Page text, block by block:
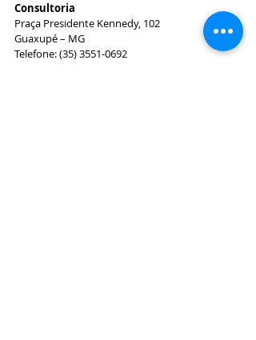
Consultoria
Praça Presidente Kennedy, 102
Guaxupé – MG
Telefone: (35) 3551-0692